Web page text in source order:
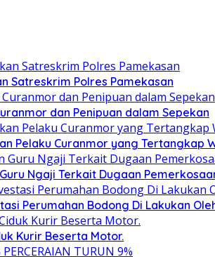
Satreskrim Polres Pamekasan
dan Penipuan dalam Sepekan
Pelaku Curanmor yang Tertangkap
Ngaji Terkait Dugaan
Perumahan Bodong Di Lakukan
Kurir Beserta Motor.